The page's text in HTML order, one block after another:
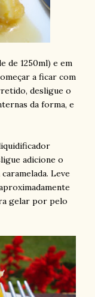
de 1250ml) e em
a ficar com
desligue o
da forma, e
adicione o
Leve
gelar por pelo